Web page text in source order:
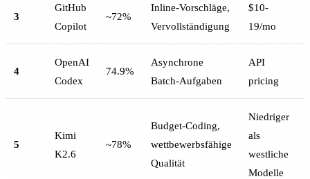
3
GitHub
Copilot
~72%
Inline-Vorschläge,
Vervollständigung
$10-
19/mo
4
OpenAI
Codex
74.9%
Asynchrone
Batch-Aufgaben
API
pricing
5
Kimi
K2.6
~78%
Budget-Coding,
wettbewerbsfähige
Qualität
Niedriger
als
westliche
Modelle